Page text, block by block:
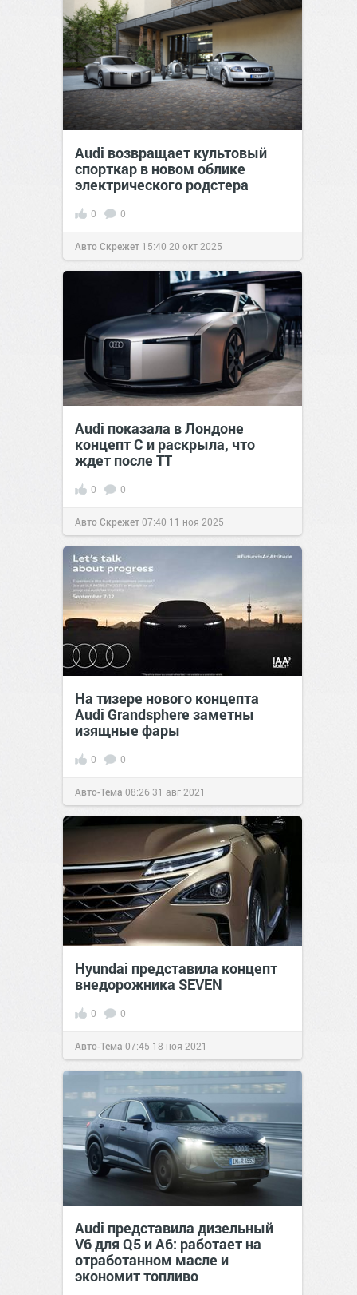
Audi возвращает культовый
спорткар в новом облике
электрического родстера
0 0
Авто Скрежет 15:40 20 окт 2025
Audi показала в Лондоне
концепт C и раскрыла, что
ждет после TT
0 0
Авто Скрежет07:40 11 ноя 2025
На тизере нового концепта
Audi Grandsphere заметны
изящные фары
0 0
Авто-Тема 08:26 31 авг 2021
Hyundai представила концепт
внедорожника SEVEN
0 0
Авто-Тема 07:45 18 ноя 2021
Audi представила дизельный
V6 для Q5 и A6: работает на
отработанном масле и
экономит топливо